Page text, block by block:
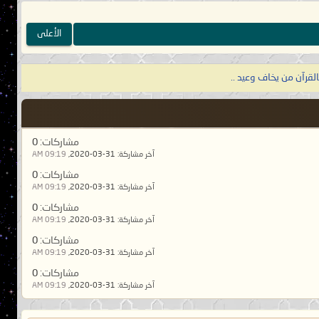
ذلك الزمان شر فقهاء تحت ظل
قبلتهم، ودنانيرهم دينهم،
درسه، مساجدهم معمورة، وقلوبهم
خصال: جور من السلطان، وقحط من
قال: نعم، كل درهم عندهم صنم].
و تحسن فيه علانيتهم، طمعاً في
منه بعقاب، فيدعونه دعاء الغريق فلا
قلوب الشياطين، كأمثال الذئاب
كذّبوك، وإِن تواريت عنهم اغتابوك،
فيما بينهم مستضعف، والفاسق فيما
الالتجاء إليهم خزي، والاعتزاز
الأعلى
من يخاف وعيد ..
مشاركات:
آخر مشاركة: 09:19 AM
مشاركات:
آخر مشاركة: 09:19 AM
مشاركات:
آخر مشاركة: 09:19 AM
مشاركات:
آخر مشاركة: 09:19 AM
مشاركات:
آخر مشاركة: 09:19 AM